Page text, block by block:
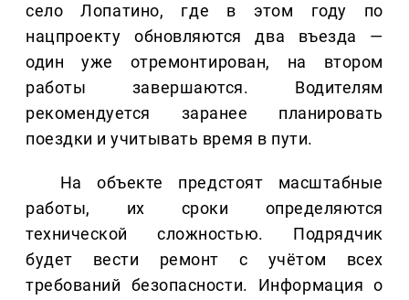
село Лопатино, где в этом году по
нацпроекту обновляются два въезда —
один уже отремонтирован, на втором
работы завершаются. Водителям
рекомендуется заранее планировать
поездки и учитывать время в пути.
На объекте предстоят масштабные
работы, их сроки определяются
технической сложностью. Подрядчик
будет вести ремонт с учётом всех
требований безопасности. Информация о